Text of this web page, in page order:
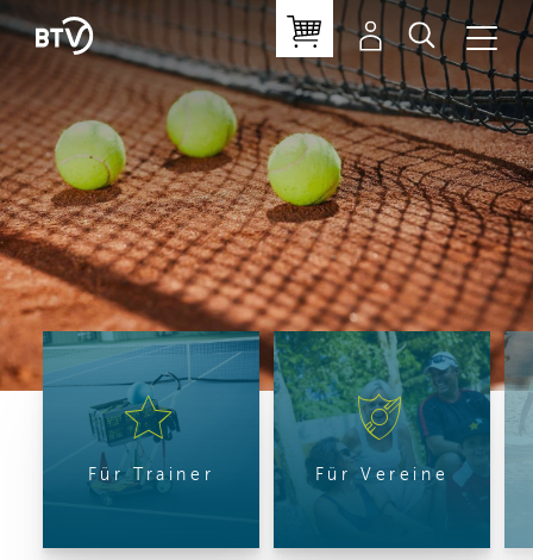
Für Trainer Für Vereine